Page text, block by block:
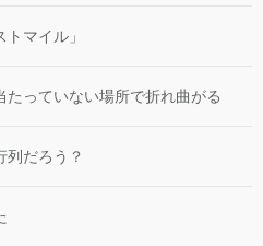
マイル」
たっていない場所で折れ曲がる
だろう？